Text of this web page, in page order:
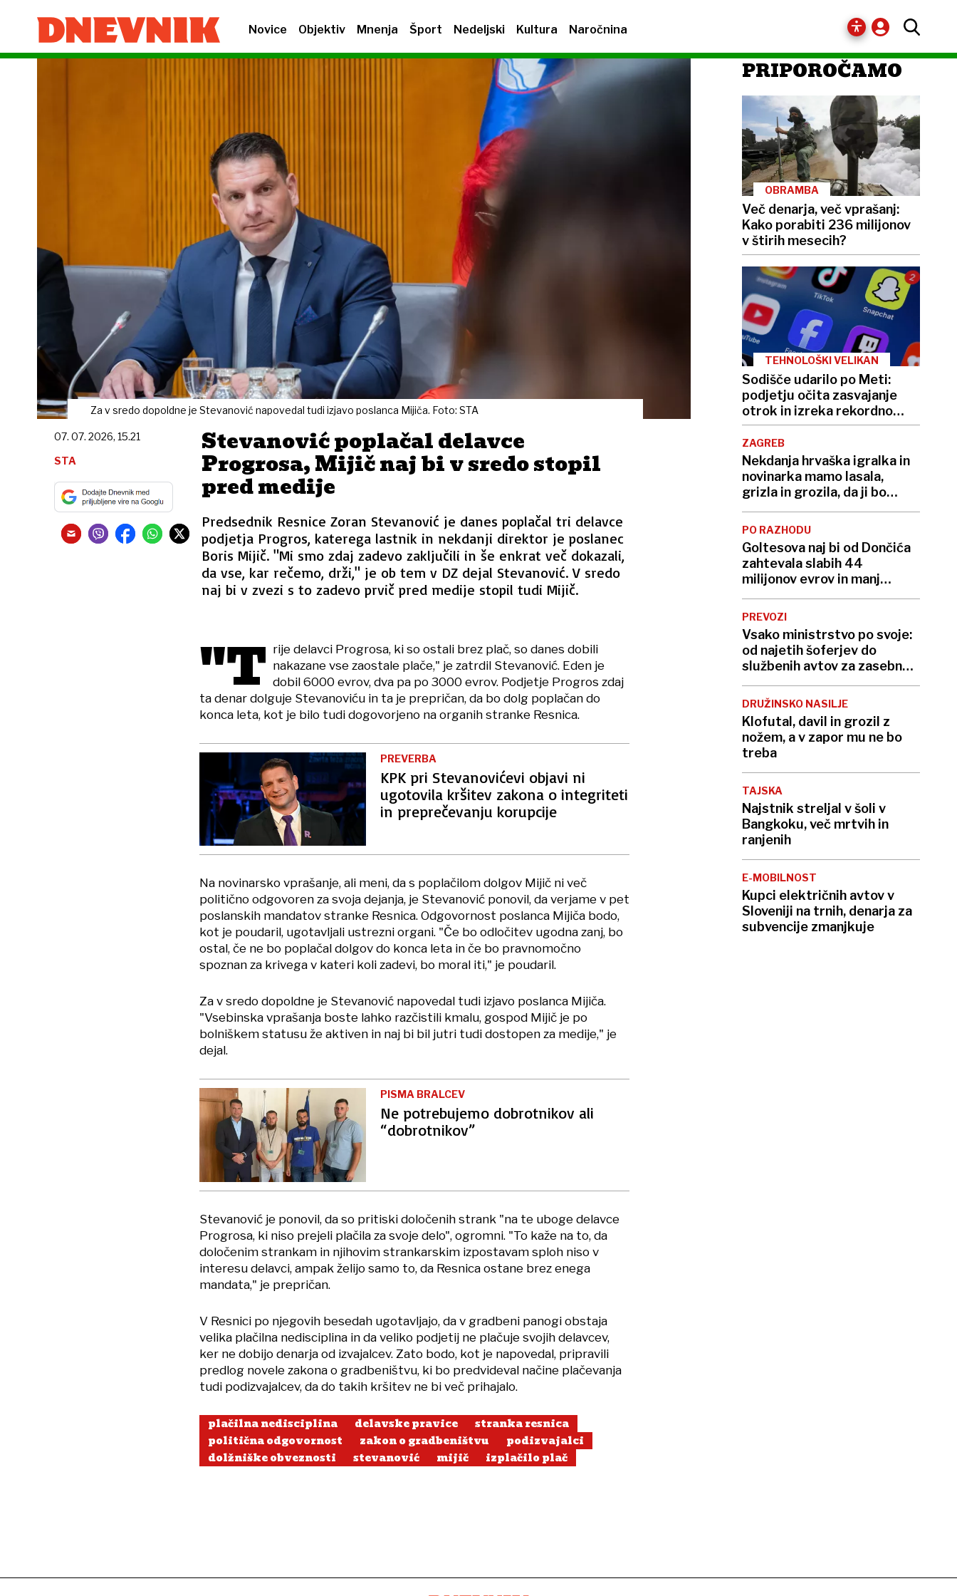
Novice Objektiv Mnenja Šport Nedeljski Kultura Naročnina
Za v sredo dopoldne je Stevanović napovedal tudi izjavo poslanca Mijiča. Foto: STA
Stevanović poplačal delavce
Progrosa, Mijič naj bi v sredo stopil
pred medije
Predsednik Resnice Zoran Stevanović je danes poplačal tri delavce
podjetja Progros, katerega lastnik in nekdanji direktor je poslanec
Boris Mijič. "Mi smo zdaj zadevo zaključili in še enkrat več dokazali,
da vse, kar rečemo, drži," je ob tem v DZ dejal Stevanović. V sredo
naj bi v zvezi s to zadevo prvič pred medije stopil tudi Mijič.
07. 07. 2026, 15.21
STA
"T rije delavci Progrosa, ki so ostali brez plač, so danes dobili
nakazane vse zaostale plače," je zatrdil Stevanović. Eden je
dobil 6000 evrov, dva pa po 3000 evrov. Podjetje Progros zdaj
ta denar dolguje Stevanoviću in ta je prepričan, da bo dolg poplačan do
konca leta, kot je bilo tudi dogovorjeno na organih stranke Resnica.
PREVERBA
KPK pri Stevanovićevi objavi ni
ugotovila kršitev zakona o integriteti
in preprečevanju korupcije
Na novinarsko vprašanje, ali meni, da s poplačilom dolgov Mijič ni več
politično odgovoren za svoja dejanja, je Stevanović ponovil, da verjame v pet
poslanskih mandatov stranke Resnica. Odgovornost poslanca Mijiča bodo,
kot je poudaril, ugotavljali ustrezni organi. "Če bo odločitev ugodna zanj, bo
ostal, če ne bo poplačal dolgov do konca leta in če bo pravnomočno
spoznan za krivega v kateri koli zadevi, bo moral iti," je poudaril.
Za v sredo dopoldne je Stevanović napovedal tudi izjavo poslanca Mijiča.
"Vsebinska vprašanja boste lahko razčistili kmalu, gospod Mijič je po
bolniškem statusu že aktiven in naj bi bil jutri tudi dostopen za medije," je
dejal.
PISMA BRALCEV
Ne potrebujemo dobrotnikov ali
“dobrotnikov”
Stevanović je ponovil, da so pritiski določenih strank "na te uboge delavce
Progrosa, ki niso prejeli plačila za svoje delo", ogromni. "To kaže na to, da
določenim strankam in njihovim strankarskim izpostavam sploh niso v
interesu delavci, ampak želijo samo to, da Resnica ostane brez enega
mandata," je prepričan.
V Resnici po njegovih besedah ugotavljajo, da v gradbeni panogi obstaja
velika plačilna nedisciplina in da veliko podjetij ne plačuje svojih delavcev,
ker ne dobijo denarja od izvajalcev. Zato bodo, kot je napovedal, pripravili
predlog novele zakona o gradbeništvu, ki bo predvideval načine plačevanja
tudi podizvajalcev, da do takih kršitev ne bi več prihajalo.
plačilna nedisciplina delavske pravice
stranka resnica
politična odgovornost
zakon o gradbeništvu
podizvajalci
dolžniške obveznosti
stevanović mijič izplačilo plač
PRIPOROČAMO
OBRAMBA
Več denarja, več vprašanj:
Kako porabiti 236 milijonov
v štirih mesecih?
TEHNOLOŠKI VELIKAN
Sodišče udarilo po Meti:
podjetju očita zasvajanje
otrok in izreka rekordno
kazen
ZAGREB
Nekdanja hrvaška igralka in
novinarka mamo lasala,
grizla in grozila, da ji bo
»utrgala glavo«
PO RAZHODU
Goltesova naj bi od Dončića
zahtevala slabih 44
milijonov evrov in manj
stikov z otrokoma
PREVOZI
Vsako ministrstvo po svoje:
od najetih šoferjev do
službenih avtov za zasebno
rabo
DRUŽINSKO NASILJE
Klofutal, davil in grozil z
nožem, a v zapor mu ne bo
treba
TAJSKA
Najstnik streljal v šoli v
Bangkoku, več mrtvih in
ranjenih
E-MOBILNOST
Kupci električnih avtov v
Sloveniji na trnih, denarja za
subvencije zmanjkuje